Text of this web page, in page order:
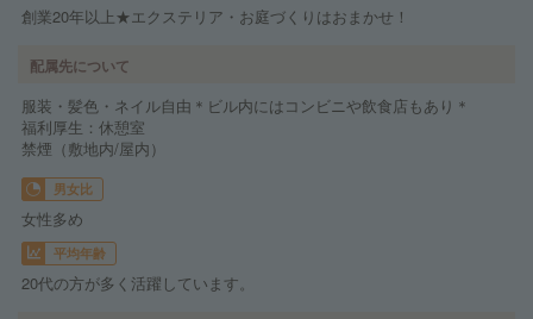
創業20年以上★エクステリア・お庭づくりはおまかせ！
配属先について
服装・髪色・ネイル自由＊ビル内にはコンビニや飲食店もあり＊
福利厚生：休憩室
禁煙（敷地内/屋内）
男女比
女性多め
平均年齢
20代の方が多く活躍しています。